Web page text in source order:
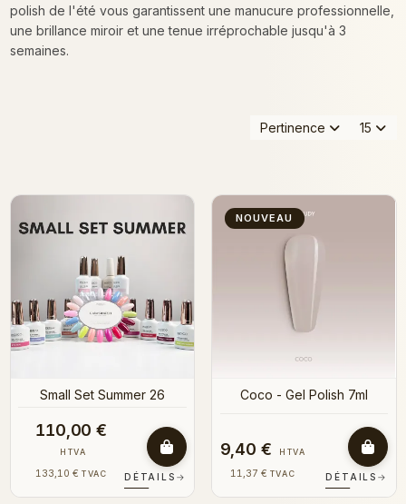
polish de l'été vous garantissent une manucure professionnelle,
une brillance miroir et une tenue irréprochable jusqu'à 3
semaines.
Pertinence 15
Small Set Summer 26
110,00 €
HTVA
133,10 € TVAC DÉTAILS →
NOUVEAU
Coco - Gel Polish 7ml
9,40 € HTVA
11,37 € TVAC DÉTAILS →